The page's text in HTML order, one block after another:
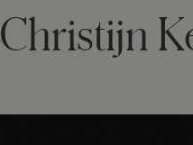
Christijn